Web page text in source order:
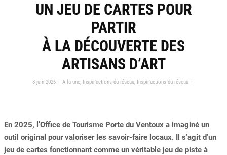
UN JEU DE CARTES POUR
PARTIR
À LA DÉCOUVERTE DES
ARTISANS D’ART
8 juin 2026 | A la une, Inspir'actions du réseau, Inspir'actions du réseau |
En 2025, l’Office de Tourisme Porte du Ventoux a imaginé un
outil original pour valoriser les savoir-faire locaux. Il s’agit d’un
jeu de cartes fonctionnant comme un véritable jeu de piste à